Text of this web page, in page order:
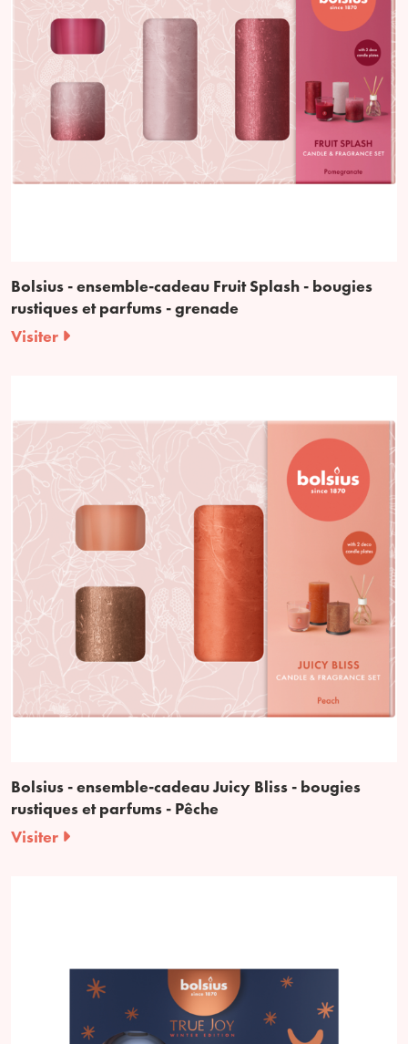
Bolsius - ensemble-cadeau Fruit Splash - bougies
rustiques et parfums - grenade
Visiter
Bolsius - ensemble-cadeau Juicy Bliss - bougies
rustiques et parfums - Pêche
Visiter